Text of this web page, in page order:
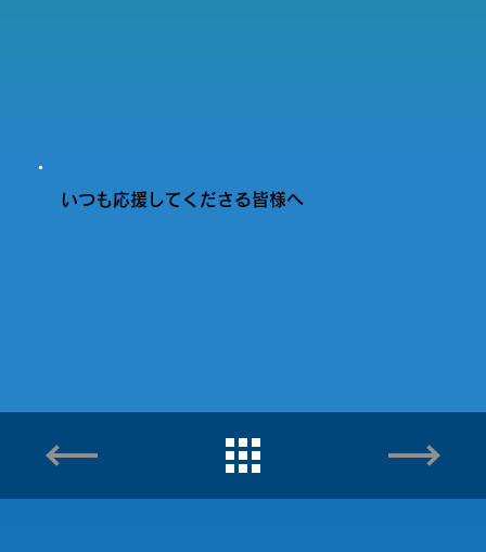
いつも応援してくださる皆様へ